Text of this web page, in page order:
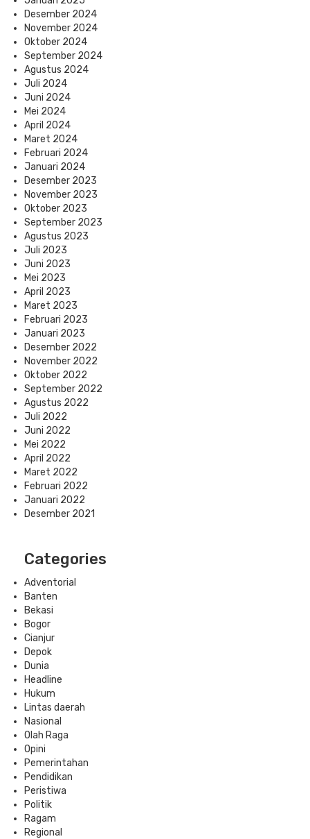
Desember 2024
November 2024
Oktober 2024
September 2024
Agustus 2024
Juli 2024
Juni 2024
Mei 2024
April 2024
Maret 2024
Februari 2024
Januari 2024
Desember 2023
November 2023
Oktober 2023
September 2023
Agustus 2023
Juli 2023
Juni 2023
Mei 2023
April 2023
Maret 2023
Februari 2023
Januari 2023
Desember 2022
November 2022
Oktober 2022
September 2022
Agustus 2022
Juli 2022
Juni 2022
Mei 2022
April 2022
Maret 2022
Februari 2022
Januari 2022
Desember 2021
Categories
Adventorial
Banten
Bekasi
Bogor
Cianjur
Depok
Dunia
Headline
Hukum
Lintas daerah
Nasional
Olah Raga
Opini
Pemerintahan
Pendidikan
Peristiwa
Politik
Ragam
Regional